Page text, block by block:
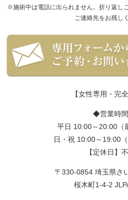
※施術中は電話に出られません。折り返し
ご連絡先をお残し
【女性専用・完
◆営業時
平日 10:00～20:00（
日・祝 10:00～19:00（
【定休日】
〒330-0854 埼玉県さ
桜木町1-4-2